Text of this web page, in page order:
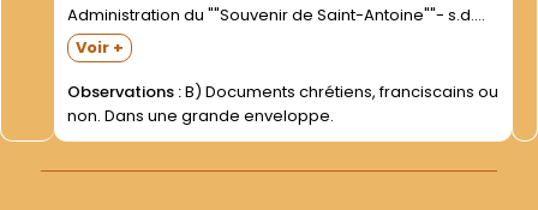
Administration du ""Souvenir de Saint-Antoine""- s.d.
I00 p. (P. Louis-Marie Frédéric- ofm)- Le brigandage au
Chan-ton oriental. Capture- captivité et délivrance de
S.G. Mgr Wittner et du R.P....
Voir +
Observations :B) Documents chrétiens, franciscains ou
non. Dans une grande enveloppe.